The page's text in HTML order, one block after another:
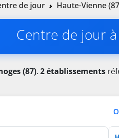
de jour Haute-Vienne
Centre de jour
(87). 2 établissements